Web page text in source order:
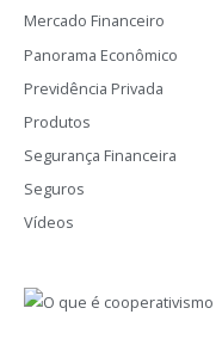
Mercado Financeiro
Panorama Econômico
Previdência Privada
Produtos
Segurança Financeira
Seguros
Vídeos